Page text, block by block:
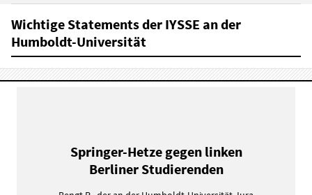
Wichtige Statements der IYSSE an der
Humboldt-Universität
Springer-Hetze gegen linken
Berliner Studierenden